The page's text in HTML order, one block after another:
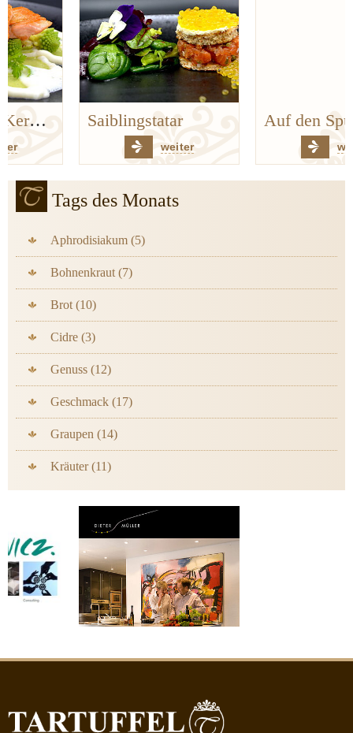
Saiblingstatar Auf den Spuren der Bergischen Küchenklassiker
Tags des Monats
Aphrodisiakum (5)
Bohnenkraut (7)
Brot (10)
Cidre (3)
Genuss (12)
Geschmack (17)
Graupen (14)
Kräuter (11)